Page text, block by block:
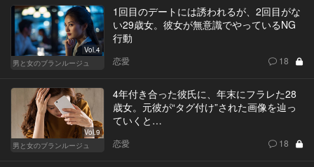
Vol.4
男と女のブランルージュ
1回目のデートには誘われるが、2回目がな
い29歳女。彼女が無意識でやっているNG
行動
恋愛 18
Vol.9
男と女のブランルージュ
4年付き合った彼氏に、年末にフラレた28
歳女。元彼が“タグ付け”された画像を辿っ
ていくと…
恋愛 18